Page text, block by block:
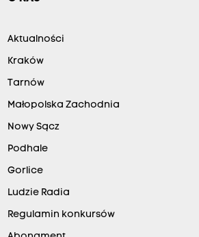
Aktualności
Kraków
Tarnów
Małopolska Zachodnia
Nowy Sącz
Podhale
Gorlice
Ludzie Radia
Regulamin konkursów